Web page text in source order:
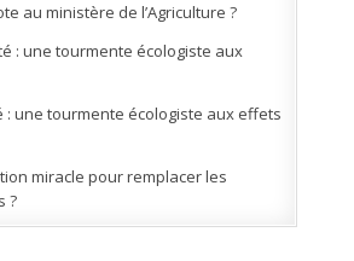
au ministère de l’Agriculture ?
: une tourmente écologiste aux
: une tourmente écologiste aux effets
miracle pour remplacer les
?